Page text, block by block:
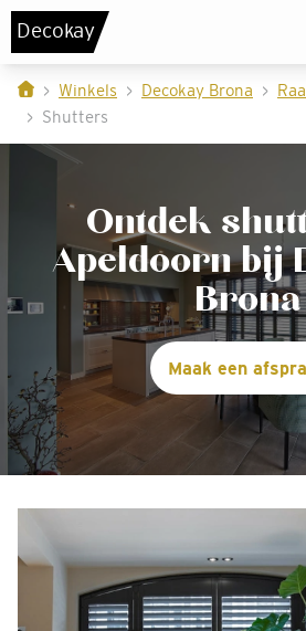
Decokay
Winkels Decokay Brona
Shutters
Ontdek
Apeldoorn bij
Brona
Maak een